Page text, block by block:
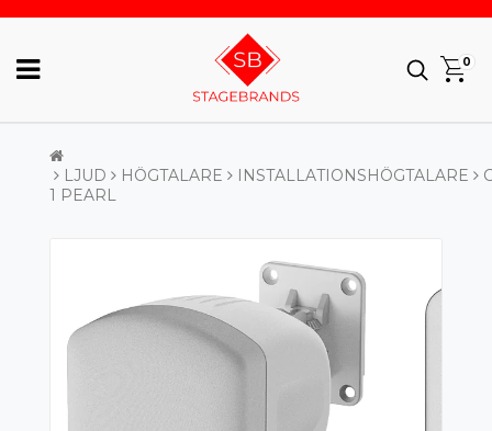
0
LJUD HÖGTALARE INSTALLATIONSHÖGTALARE
1 PEARL